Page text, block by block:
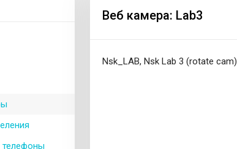
Веб камера: Lab3
Nsk_LAB, Nsk Lab 3 (rotate cam)